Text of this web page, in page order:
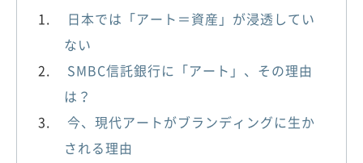
日本では「アート＝資産」が浸透してい
ない
SMBC信託銀行に「アート」、その理由
は？
今、現代アートがブランディングに生か
される理由